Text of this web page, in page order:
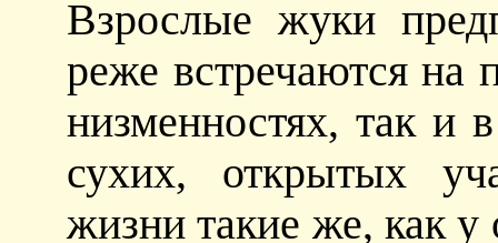
Взрослые жуки
реже встречаются на
низменностях, так и
сухих, открытых
жизни такие же, как у